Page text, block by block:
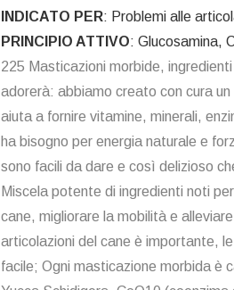
INDICATO PER: Problemi alle
PRINCIPIO ATTIVO: Glucosamina,
225 Masticazioni morbide,
adorerà: abbiamo creato con cura
aiuta a fornire vitamine, minerali,
ha bisogno per energia naturale e
sono facili da dare e così delizioso
Miscela potente di ingredienti noti
cane, migliorare la mobilità e
articolazioni del cane è importante,
facile; Ogni masticazione morbida è